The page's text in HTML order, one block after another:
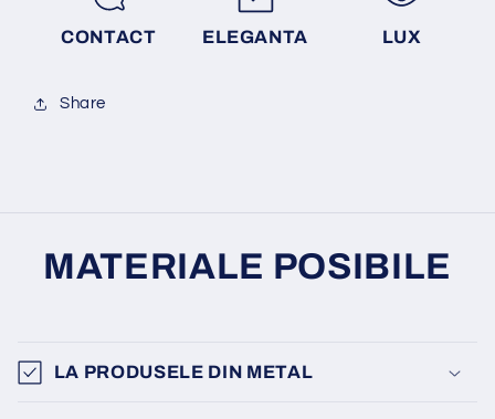
CONTACT ELEGANTA LUX
Share
MATERIALE POSIBILE
LA PRODUSELE DIN METAL